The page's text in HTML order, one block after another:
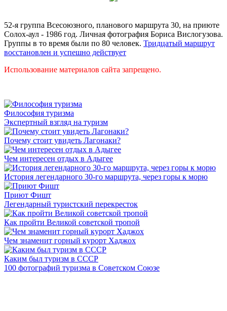
52-я группа Всесоюзного, планового маршрута 30, на приюте
Солох-аул - 1986 год. Личная фотография Бориса Вислогузова.
Группы в то время были по 80 человек. Тридцатый маршрут
восстановлен и успешно действует
Использование материалов сайта запрещено.
Философия туризма
Экспертный взгляд на туризм
Почему стоит увидеть Лагонаки?
Чем интересен отдых в Адыгее
История легендарного 30-го маршрута, через горы к морю
Приют Фишт
Легендарный туристский перекресток
Как пройти Великой советской тропой
Чем знаменит горный курорт Хаджох
Каким был туризм в СССР
100 фотографий туризма в Советском Союзе